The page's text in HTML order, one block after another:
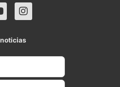
I
n
t
a
g
a